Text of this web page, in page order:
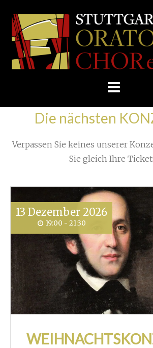
Skip
E.V.
Home Konzert
Die nächsten
Verpassen Sie keines unserer
Sie gleich Ihre
13 Dezember 2026
19:00 - 21:30